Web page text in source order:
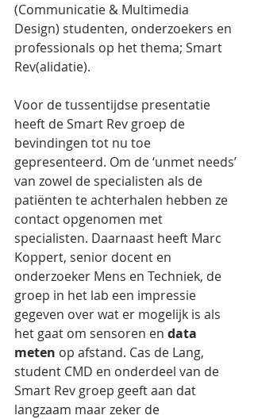
(Communicatie & Multimedia
Design) studenten, onderzoekers en
professionals op het thema; Smart
Rev(alidatie).
Voor de tussentijdse presentatie
heeft de Smart Rev groep de
bevindingen tot nu toe
gepresenteerd. Om de ‘unmet needs’
van zowel de specialisten als de
patiënten te achterhalen hebben ze
contact opgenomen met
specialisten. Daarnaast heeft Marc
Koppert, senior docent en
onderzoeker Mens en Techniek, de
groep in het lab een impressie
gegeven over wat er mogelijk is als
het gaat om sensoren en data
meten op afstand. Cas de Lang,
student CMD en onderdeel van de
Smart Rev groep geeft aan dat
langzaam maar zeker de